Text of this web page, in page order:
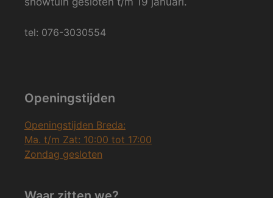
tel: 076-3030554
Openingstijden
Openingstijden Breda:
Ma. t/m Zat: 10:00 tot 17:00
Zondag gesloten